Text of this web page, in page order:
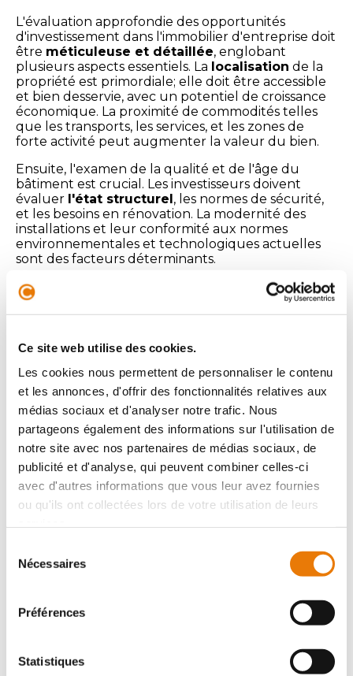
Ce site web utilise des cookies.
Les cookies nous permettent de personnaliser le contenu
et les annonces, d'offrir des fonctionnalités relatives aux
médias sociaux et d'analyser notre trafic. Nous
partageons également des informations sur l'utilisation de
notre site avec nos partenaires de médias sociaux, de
publicité et d'analyse, qui peuvent combiner celles-ci
avec d'autres informations que vous leur avez fournies
ou qu'ils ont collectées lors de votre utilisation de leurs
Nécessaires
Préférences
Statistiques
L'évaluation approfondie des opportunités
d'investissement dans l'immobilier d'entreprise doit
être méticuleuse et détaillée, englobant
plusieurs aspects essentiels. La localisation de la
propriété est primordiale; elle doit être accessible
et bien desservie, avec un potentiel de croissance
économique. La proximité de commodités telles
que les transports, les services, et les zones de
forte activité peut augmenter la valeur du bien.
Ensuite, l'examen de la qualité et de l'âge du
bâtiment est crucial. Les investisseurs doivent
évaluer l'état structurel , les normes de sécurité,
et les besoins en rénovation. La modernité des
installations et leur conformité aux normes
environnementales et technologiques actuelles
sont des facteurs déterminants.
La due diligence comprend également une
analyse financière rigoureuse
. Cela implique de
regarder les revenus locatifs historiques, d'évaluer
et de comprendre les dynamiques du marché
révèle la stabilité et la durée des engagements
locatifs, offrant une vision claire de la rentabilité à
court et à long terme.
Les investisseurs doivent également anticiper les
changementspotentiels dans laréglementation
localeet les tendances économiques qui
pourraient impacter l'immobilier d'entreprise.
Comprendre comment des facteurs externes tels
que les développements urbains, les
changements politiques ou les crises économiques
Enfin, l'évaluation doit prendre en compte les
l'entretien futur, les améliorations nécessaires, et
les coûts opérationnels. Une compréhension claire
de ces aspects permet aux investisseurs de réaliser
des décisions d'investissement éclairées.